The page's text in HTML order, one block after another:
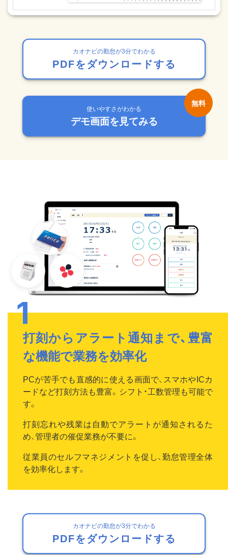
カオナビの勤怠が3分でわかる
PDFをダウンロードする
使いやすさがわかる
デモ画面を見てみる
打刻からアラート通知まで、豊富
な機能で業務を効率化
PCが苦手でも直感的に使える画面で、スマホやICカ
ードなど打刻方法も豊富。シフト・工数管理も可能で
す。
打刻忘れや残業は自動でアラートが通知されるた
め、管理者の催促業務が不要に。
従業員のセルフマネジメントを促し、勤怠管理全体
を効率化します。
カオナビの勤怠が3分でわかる
PDFをダウンロードする